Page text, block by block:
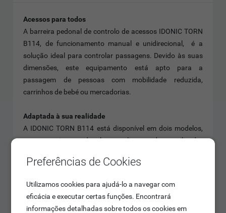
Acessos para todos
A barreira pedonal de controlo de acessos IDONIC TORN
B114, de funcionamento manual e unidirecional, é a
solução ideal para controlar passagens. Devido às suas
dimensões, este equipamento está apto para a
passagem de pessoas com mobilidade reduzida,
carrinhos de bebé ou mercadorias.
Adaptada à sua realidade
A IDONIC TORN B114 está disponível em dois modelos,
um com sistema de abertura livre, onde o utilizador
outro com sistema de abertura por botão ou leitor. O
passagem do utilizador. Esta barreira pedonal está
disponível em aço 304 e aço 316.
Preferências de Cookies
Utilizamos cookies para ajudá-lo a navegar com
eficácia e executar certas funções. Encontrará
informações detalhadas sobre todos os cookies em